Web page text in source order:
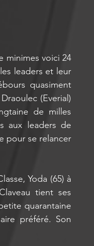
minimes voici 24
leaders et leur
quasiment
(Everial)
de milles
aux leaders de
pour se relancer
Yoda (65) à
tient ses
quarantaine
préféré. Son